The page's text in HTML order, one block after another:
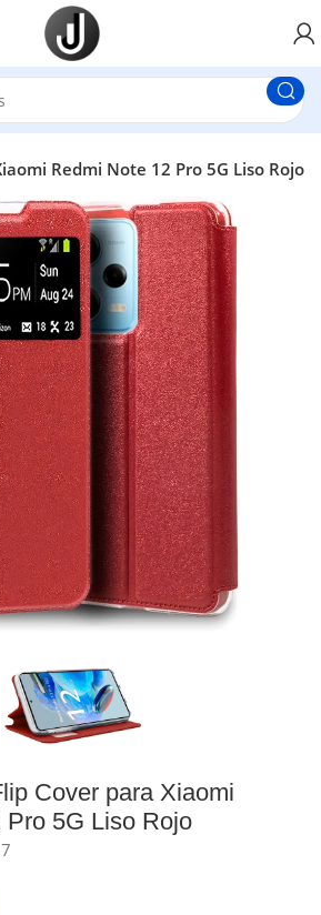
Redmi Note 12 Pro 5G Liso Rojo
Cover para Xiaomi
5G Liso Rojo